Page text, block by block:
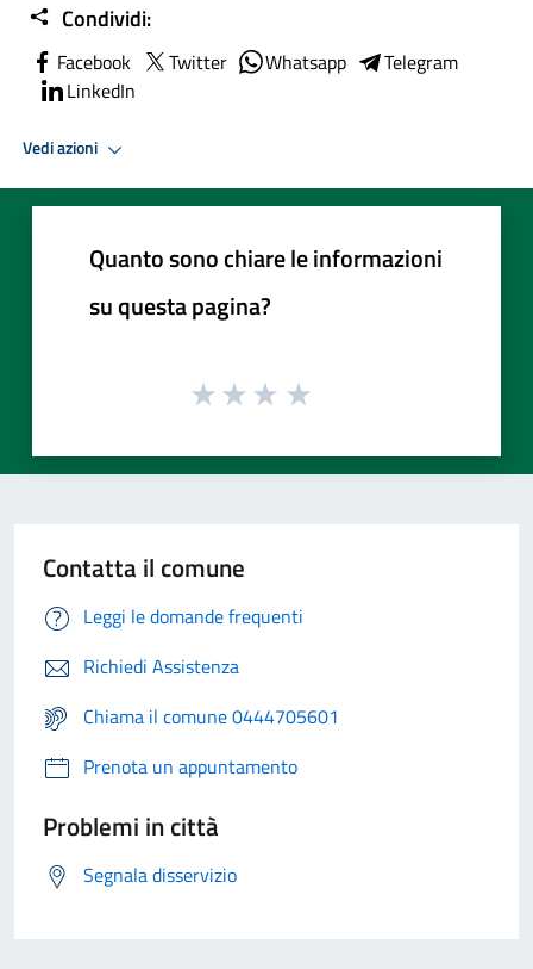
Condividi:
Facebook Twitter Whatsapp
Telegram
LinkedIn
Vedi azioni
Quanto sono chiare le informazioni
su questa pagina?
Contatta il comune
Leggi le domande frequenti
Richiedi Assistenza
Chiama il comune 0444705601
Prenota un appuntamento
Problemi in città
Segnala disservizio